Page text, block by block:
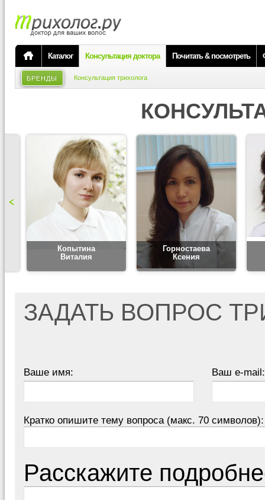
Каталог Консультация доктора Почитать & посмотреть
БРЕНДЫ Консультация трихолога
Копытина
Виталия
Горностаева
Ксения
ЗАДАТЬ ВОПРОС
Ваше имя: Ваш e-mail:
Кратко опишите тему вопроса (макс. 70 символов):
Расскажите